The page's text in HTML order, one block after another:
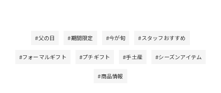
#父の日 #期間限定 #今が旬 #スタッフおすすめ
#フォーマルギフト #プチギフト #手土産 #シーズンアイテム
#商品情報